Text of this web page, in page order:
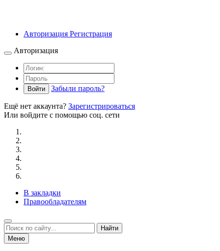
Авторизация Регистрация
Авторизация
Войти Забыли пароль?
Ещё нет аккаунта? Зарегистрироваться
Или войдите с помощью соц. сети
В закладки
Правообладателям
Найти
Меню